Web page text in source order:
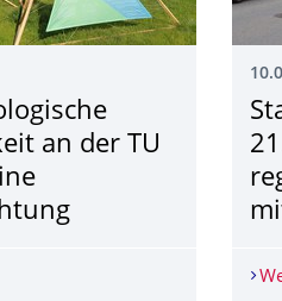
ist bis Herbst geplant
an der TU
für ökologische Nachhaltigkeit